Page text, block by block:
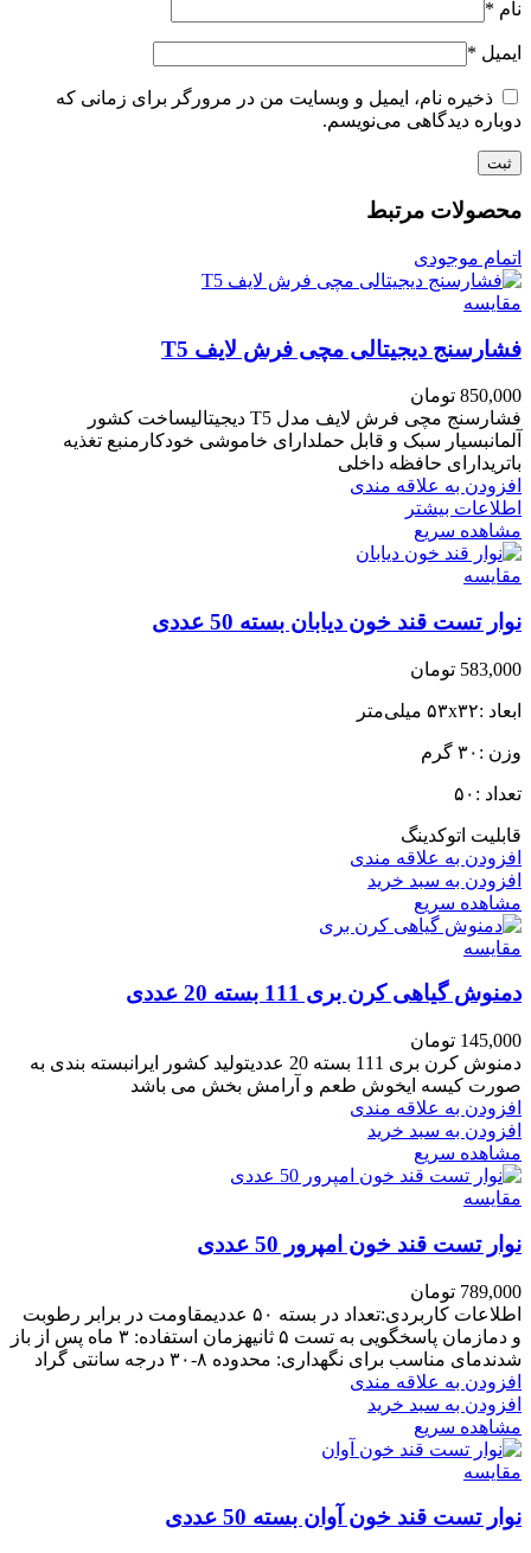
نام *
ایمیل *
ذخیره نام، ایمیل و وبسایت من در مرورگر برای زمانی که
دوباره دیدگاهی می‌نویسم.
محصولات مرتبط
اتمام موجودی
مقایسه
فشارسنج دیجیتالی مچی فرش لایف T5
850,000 تومان
فشارسنج مچی فرش لایف مدل T5 دیجیتالیساخت کشور
آلمانبسیار سبک و قابل حملدارای خاموشی خودکارمنبع تغذیه
باتریدارای حافظه داخلی
افزودن به علاقه مندی
اطلاعات بیشتر
مشاهده سریع
مقایسه
نوار تست قند خون دیابان بسته 50 عددی
583,000 تومان
ابعاد :۵۳x۳۲ میلی‌متر
وزن :۳۰ گرم
تعداد :۵۰
قابلیت اتوکدینگ
افزودن به علاقه مندی
افزودن به سبد خرید
مشاهده سریع
مقایسه
دمنوش گیاهی کرن بری 111 بسته 20 عددی
145,000 تومان
دمنوش کرن بری 111 بسته 20 عددیتولید کشور ایرانبسته بندی به
صورت کیسه ایخوش طعم و آرامش بخش می باشد
افزودن به علاقه مندی
افزودن به سبد خرید
مشاهده سریع
مقایسه
نوار تست قند خون امپرور 50 عددی
789,000 تومان
اطلاعات کاربردی:تعداد در بسته ۵۰ عددیمقاومت در برابر رطوبت
و دمازمان پاسخگویی به تست ۵ ثانیه
زمان استفاده
: ۳ ماه پس از باز
شدندمای مناسب برای نگهداری: محدوده ۸-۳۰ درجه سانتی گراد
افزودن به علاقه مندی
افزودن به سبد خرید
مشاهده سریع
مقایسه
نوار تست قند خون آوان بسته 50 عددی